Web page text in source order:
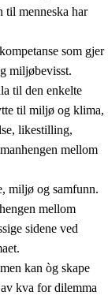
til menneska har
som gjer
miljøbevisst.
til den enkelte
til miljø og klima,
likestilling,
mellom
miljø og samfunn.
mellom
sidene ved
kan òg skape
kva for dilemma